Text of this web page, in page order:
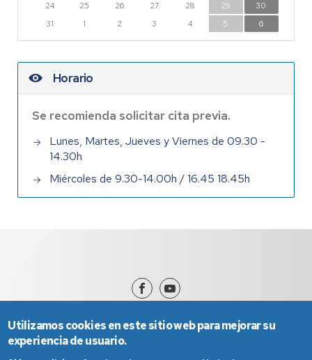
24
25 26 27 28 29
30
31
1 2 3 4 5 6
Horario
Se recomienda solicitar cita previa.
Lunes, Martes, Jueves y Viernes de 09.30 -
14.30h
Miércoles de 9.30-14.00h / 16.45 18.45h
Utilizamos cookies en este sitio web para mejorar su
experiencia de usuario.